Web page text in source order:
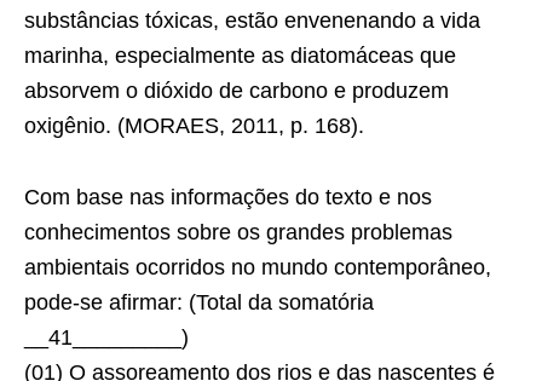
substâncias tóxicas, estão envenenando a vida
marinha, especialmente as diatomáceas que
absorvem o dióxido de carbono e produzem
oxigênio. (MORAES, 2011, p. 168).
Com base nas informações do texto e nos
conhecimentos sobre os grandes problemas
ambientais ocorridos no mundo contemporâneo,
pode-se afirmar: (Total da somatória
__41_________)
(01) O assoreamento dos rios e das nascentes é